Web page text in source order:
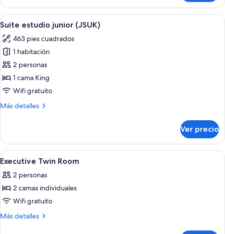
(LUXT)
estándar
con
2
individuales
(LUXT)
Abrir
todas
las
fotos
de
Suite
estudio
(JSUK)
Habitación de hotel con una cama
13
Suite estudio junior (JSUK)
463 pies cuadrados
1 habitación
2 personas
1 cama King
Wifi gratuito
Más detalles
Más
estudio
junior
(JSUK)
Ver precio
Abrir
todas
las
fotos
de
Executive
Ropa de cama de alta calidad y
2
Executive Twin Room
2 personas
2 camas individuales
Wifi gratuito
Más detalles
Más